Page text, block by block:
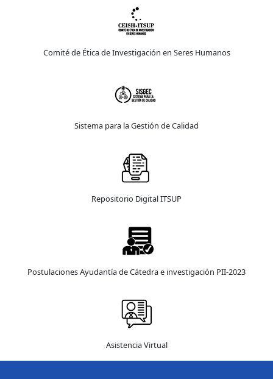
Comité de Ética de Investigación en Seres Humanos
Sistema para la Gestión de Calidad
Repositorio Digital ITSUP
Postulaciones Ayudantía de Cátedra e investigación PII-2023
Asistencia Virtual